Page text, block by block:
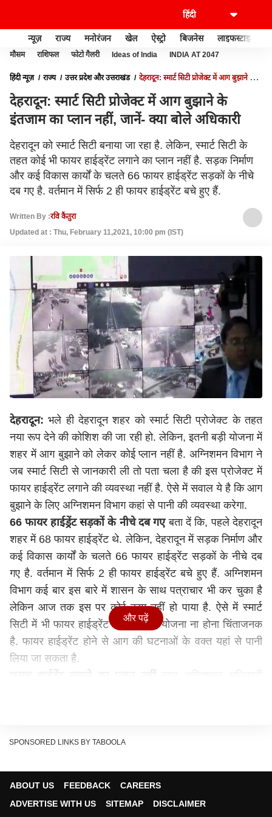
न्यूज़ राज्य मनोरंजन खेल ऐस्ट्रो बिजनेस लाइफस्टाइल
मौसम राशिफल फोटो गैलरी Ideas of India INDIA AT 2047
हिंदी न्यूज़ राज्य उत्तर प्रदेश और उत्तराखंड
देहरादून: स्मार्ट सिटी प्रोजेक्ट में आग बुझाने के
देहरादून: स्मार्ट सिटी प्रोजेक्ट में आग बुझाने के
इंतजाम का प्लान नहीं, जानें- क्या बोले अधिकारी
देहरादून को स्मार्ट सिटी बनाया जा रहा है. लेकिन, स्मार्ट सिटी के
तहत कोई भी फायर हाईड्रेंट लगाने का प्लान नहीं है. सड़क निर्माण
और कई विकास कार्यों के चलते 66 फायर हाईड्रेंट सड़कों के नीचे
दब गए है. वर्तमान में सिर्फ 2 ही फायर हाईड्रेंट बचे हुए हैं.
Written By :रवि कैंतुरा
Updated at : Thu, February 11,2021, 10:00 pm (IST)
देहरादून: भले ही देहरादून शहर को स्मार्ट सिटी प्रोजेक्ट के तहत
नया रूप देने की कोशिश की जा रही हो. लेकिन, इतनी बड़ी योजना में
शहर में आग बुझाने को लेकर कोई प्लान नहीं है. अग्निशमन विभाग ने
जब स्मार्ट सिटी से जानकारी ली तो पता चला है की इस प्रोजेक्ट में
फायर हाईड्रेंट लगाने की व्यवस्था नहीं है. ऐसे में सवाल ये है कि आग
बुझाने के लिए अग्निशमन विभाग कहां से पानी की व्यवस्था करेगा.
66 फायर हाईड्रेंट सड़कों के नीचे दब गएबता दें कि, पहले देहरादून
शहर में 68 फायर हाईड्रेंट थे. लेकिन, देहरादून में सड़क निर्माण और
कई विकास कार्यों के चलते 66 फायर हाईड्रेंट सड़कों के नीचे दब
गए है. वर्तमान में सिर्फ 2 ही फायर हाईड्रेंट बचे हुए हैं. अग्निशमन
विभाग कई बार इस बारे में शासन के साथ पत्राचार भी कर चुका है
लेकिन आज तक इस पर कोई काम नहीं हो पाया है. ऐसे में स्मार्ट
सिटी में भी फायर हाईड्रेंट के लिए कोई योजना ना होना चिंताजनक
है. फायर हाईड्रेंट होने से आग की घटनाओं के वक्त यहां से पानी
लिया जा सकता है.
फायर हाईड्रेंट होने चाहिए, जिससे अग्नि की घटनाओं पर समय से
और पढ़ें
SPONSORED LINKS BY TABOOLA
ABOUT US FEEDBACK
CAREERS
ADVERTISE WITH US
SITEMAP DISCLAIMER